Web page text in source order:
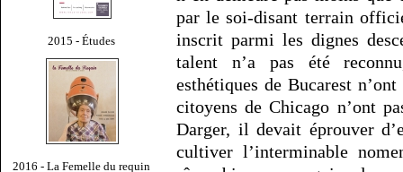
2015 - Études
2016 - La Femelle du requin
par le soi-disant terrain
inscrit parmi les dignes
talent n’a pas été
esthétiques de Bucarest
citoyens de Chicago n’ont
Darger, il devait éprouver
cultiver l’interminable